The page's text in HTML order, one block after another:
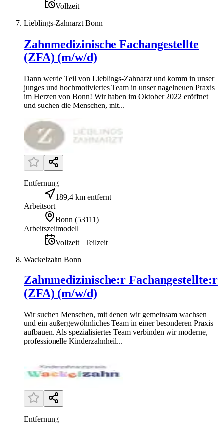
Vollzeit
Lieblings-Zahnarzt Bonn
Zahnmedizinische Fachangestellte
(ZFA) (m/w/d)
Dann werde Teil von Lieblings-Zahnarzt und komm in unser
junges und hochmotiviertes Team in unser nagelneuen Praxis
im Herzen von Bonn! Wir haben im Oktober 2022 eröffnet
und suchen die Menschen, mit...
Entfernung
189,4 km entfernt
Arbeitsort
Bonn (53111)
Arbeitszeitmodell
Vollzeit | Teilzeit
Wackelzahn Bonn
Zahnmedizinische:r Fachangestellte:r
(ZFA) (m/w/d)
Wir suchen Menschen, mit denen wir gemeinsam wachsen
und ein außergewöhnliches Team in einer besonderen Praxis
aufbauen. Als spezialisiertes Team verbinden wir moderne,
professionelle Kinderzahnheil...
Entfernung